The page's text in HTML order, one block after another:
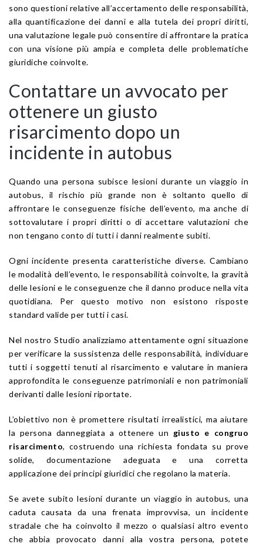
sono questioni relative all’accertamento delle responsabilità,
alla quantificazione dei danni e alla tutela dei propri diritti,
una valutazione legale può consentire di affrontare la pratica
con una visione più ampia e completa delle problematiche
giuridiche coinvolte.
Contattare un avvocato per
ottenere un giusto
risarcimento dopo un
incidente in autobus
Quando una persona subisce lesioni durante un viaggio in
autobus, il rischio più grande non è soltanto quello di
affrontare le conseguenze fisiche dell’evento, ma anche di
sottovalutare i propri diritti o di accettare valutazioni che
non tengano conto di tutti i danni realmente subiti.
Ogni incidente presenta caratteristiche diverse. Cambiano
le modalità dell’evento, le responsabilità coinvolte, la gravità
delle lesioni e le conseguenze che il danno produce nella vita
quotidiana. Per questo motivo non esistono risposte
standard valide per tutti i casi.
Nel nostro Studio analizziamo attentamente ogni situazione
per verificare la sussistenza delle responsabilità, individuare
tutti i soggetti tenuti al risarcimento e valutare in maniera
approfondita le conseguenze patrimoniali e non patrimoniali
derivanti dalle lesioni riportate.
L’obiettivo non è promettere risultati irrealistici, ma aiutare
la persona danneggiata a ottenere un giusto e congruo
risarcimento, costruendo una richiesta fondata su prove
solide, documentazione adeguata e una corretta
applicazione dei principi giuridici che regolano la materia.
Se avete subito lesioni durante un viaggio in autobus, una
caduta causata da una frenata improvvisa, un incidente
stradale che ha coinvolto il mezzo o qualsiasi altro evento
che abbia provocato danni alla vostra persona, potete